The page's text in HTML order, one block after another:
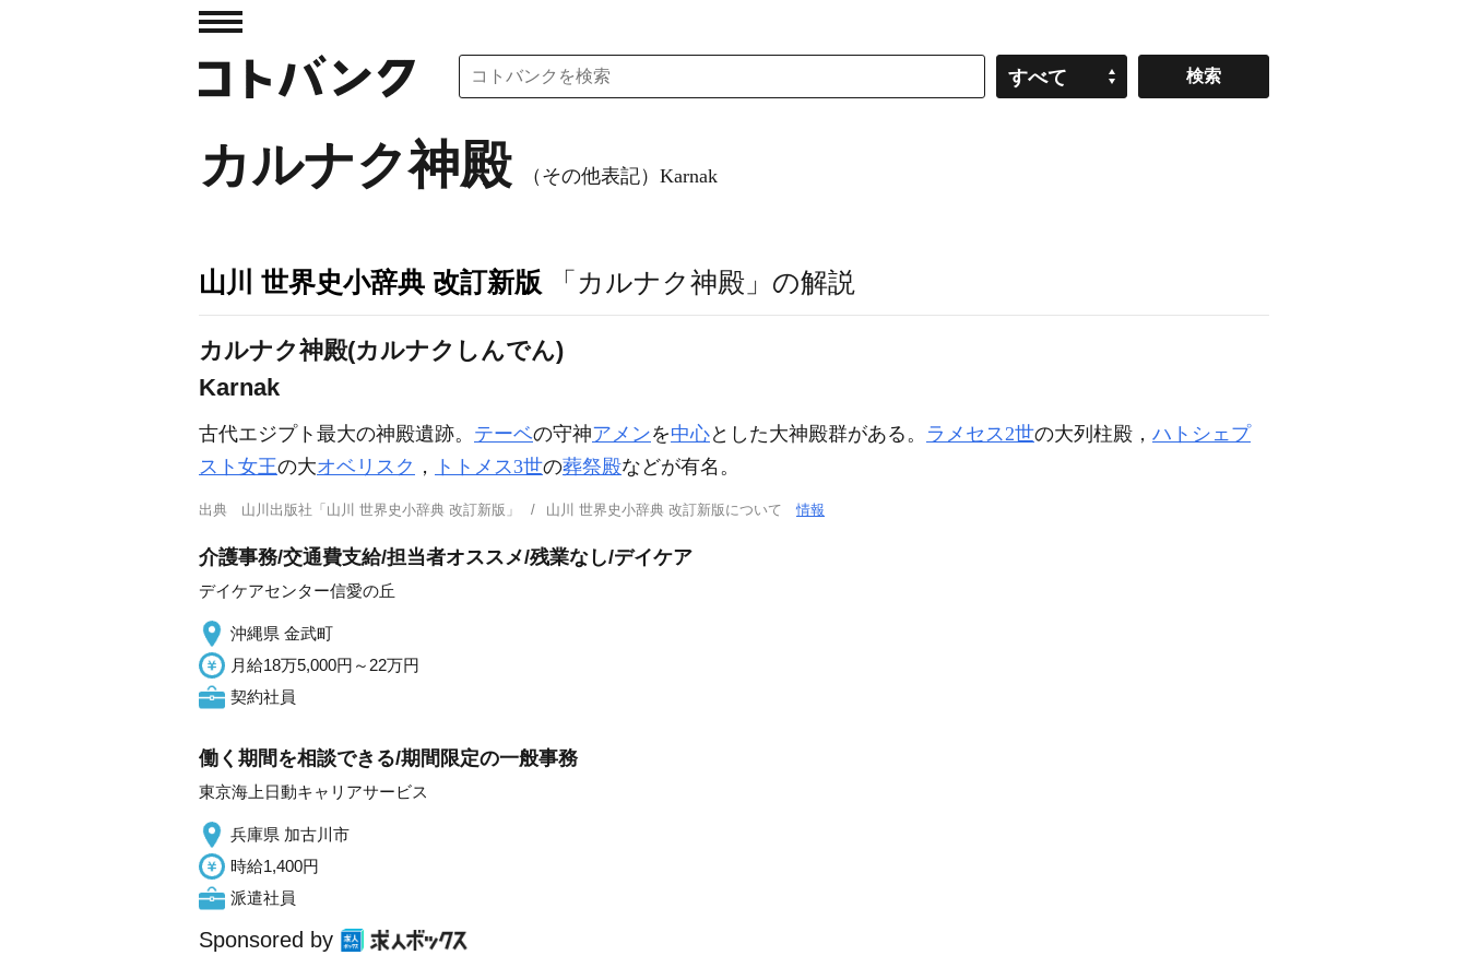
すべて
カルナク神殿 （その他表記）Karnak
山川 世界史小辞典 改訂新版 「カルナク神殿」の解説
カルナク神殿(カルナクしんでん)
Karnak
古代エジプト最大の神殿遺跡。 テーベの守神アメンを中心とした大神殿群がある。 ラメセス2世の大列柱殿， ハトシェプ
スト女王の大オベリスク ， トトメス3世の葬祭殿などが有名。
出典 山川出版社「山川 世界史小辞典 改訂新版」 山川 世界史小辞典 改訂新版について情報
介護事務/交通費支給/担当者オススメ/残業なし/デイケア
デイケアセンター信愛の丘
沖縄県 金武町
月給18万5,000円～22万円
契約社員
働く期間を相談できる/期間限定の一般事務
東京海上日動キャリアサービス
兵庫県 加古川市
時給1,400円
派遣社員
Sponsored by